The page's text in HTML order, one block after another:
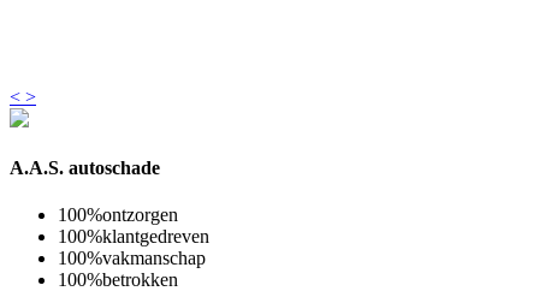
< >
A.A.S. autoschade
100%ontzorgen
100%klantgedreven
100%vakmanschap
100%betrokken